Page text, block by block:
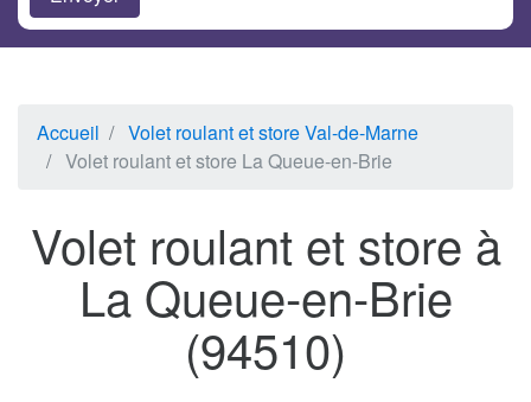
Accueil
Volet roulant et store Val-de-Marne
Volet roulant et store La Queue-en-Brie
Volet roulant et store à
La Queue-en-Brie
(94510)